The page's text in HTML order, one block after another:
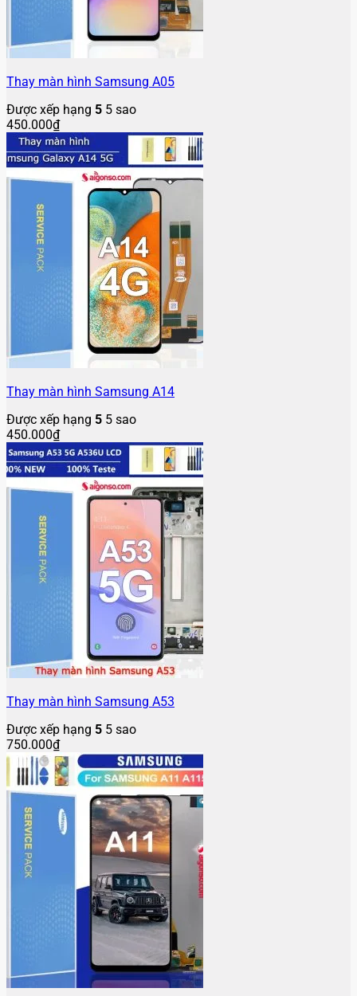
Thay màn hình Samsung A05
Được xếp hạng 5 5 sao
450.000₫
Thay màn hình Samsung A14
Được xếp hạng 5 5 sao
450.000₫
Thay màn hình Samsung A53
Được xếp hạng 5 5 sao
750.000₫